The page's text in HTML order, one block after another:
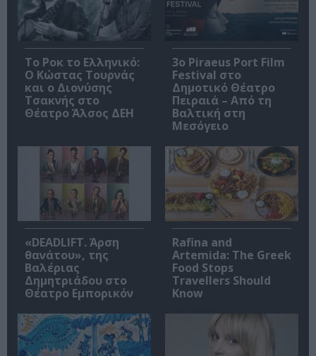
Το Ροκ το Ελληνικό:
Ο Κώστας Τουρνάς
και ο Διονύσης
Τσακνής στο
Θέατρο Άλσος ΔΕΗ
3o Piraeus Port Film
Festival στο
Δημοτικό Θέατρο
Πειραιά – Από τη
Βαλτική στη
Μεσόγειο
«DEADLIFT. Άρση
θανάτου», της
Βαλέριας
Δημητριάδου στο
Θέατρο Εμπορικόν
Rafina and
Artemida: The Greek
Food Stops
Travellers Should
Know